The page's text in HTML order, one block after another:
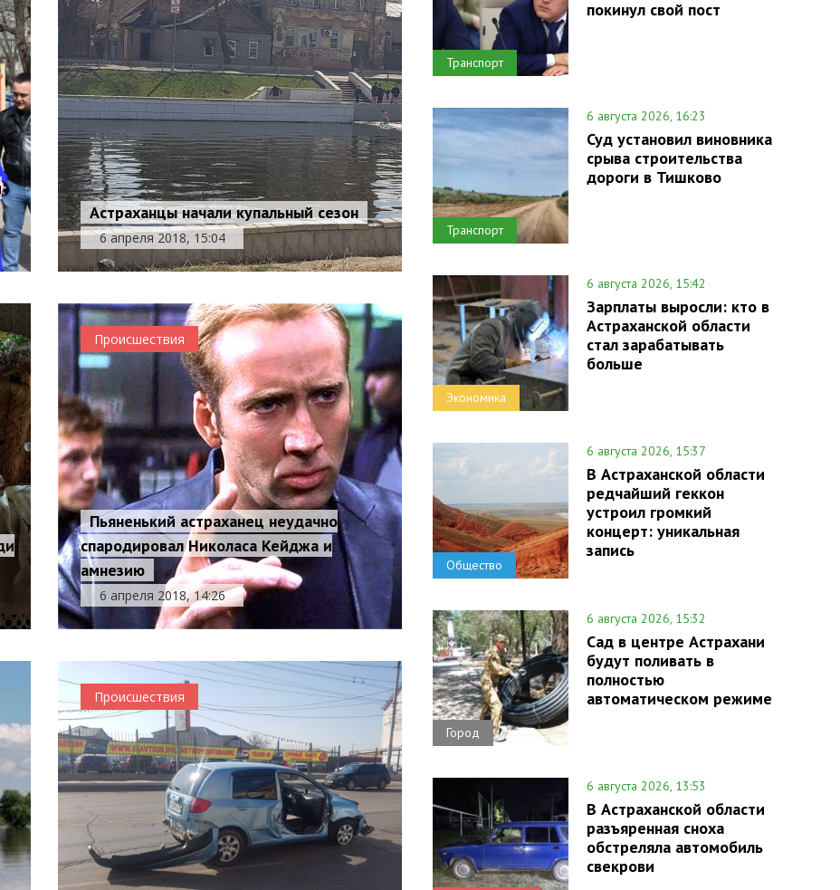
Астраханцы начали купальный сезон
6 апреля 2018, 15:04
Происшествия
Пьяненький астраханец неудачно
спародировал Николаса Кейджа и
амнезию
6 апреля 2018, 14:26
Происшествия
Транспорт
покинул свой пост
Транспорт
6 августа 2026, 16:23
Суд установил виновника
срыва строительства
дороги в Тишково
Экономика
6 августа 2026, 15:42
Зарплаты выросли: кто в
Астраханской области
стал зарабатывать
больше
Общество
6 августа 2026, 15:37
В Астраханской области
редчайший геккон
устроил громкий
концерт: уникальная
запись
Город
6 августа 2026, 15:32
Сад в центре Астрахани
будут поливать в
полностью
автоматическом режиме
6 августа 2026, 13:53
В Астраханской области
разъяренная сноха
обстреляла автомобиль
свекрови